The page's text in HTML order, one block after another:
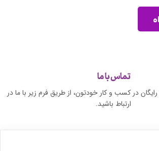
تماس با ما
در کسب و کار خودتون، از طریق فرم زیر با ما در
ارتباط باشید.
شماره